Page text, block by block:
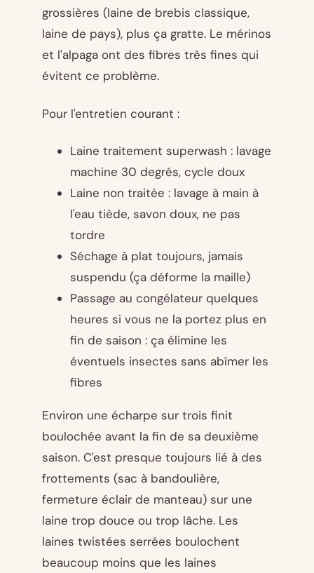
grossières (laine de brebis classique,
laine de pays), plus ça gratte. Le mérinos
et l'alpaga ont des fibres très fines qui
évitent ce problème.
Pour l'entretien courant :
Laine traitement superwash : lavage
machine 30 degrés, cycle doux
Laine non traitée : lavage à main à
l'eau tiède, savon doux, ne pas
tordre
Séchage à plat toujours, jamais
suspendu (ça déforme la maille)
Passage au congélateur quelques
heures si vous ne la portez plus en
fin de saison : ça élimine les
éventuels insectes sans abîmer les
fibres
Environ une écharpe sur trois finit
boulochée avant la fin de sa deuxième
saison. C'est presque toujours lié à des
frottements (sac à bandoulière,
fermeture éclair de manteau) sur une
laine trop douce ou trop lâche. Les
laines twistées serrées boulochent
beaucoup moins que les laines